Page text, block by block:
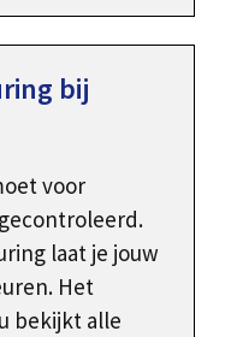
bij
voor
laat je jouw
Het
bekijkt alle